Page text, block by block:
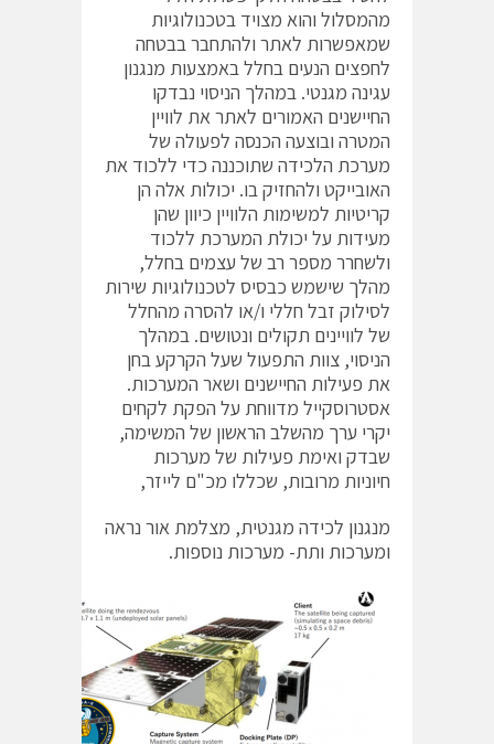
מהמסלול והוא מצויד בטכנולוגיות
שמאפשרות לאתר ולהתחבר בבטחה
לחפצים הנעים בחלל באמצעות מנגנון
עגינה מגנטי. במהלך הניסוי נבדקו
החיישנים האמורים לאתר את לוויין
המטרה ובוצעה הכנסה לפעולה של
מערכת הלכידה שתוכננה כדי ללכוד את
האובייקט ולהחזיק בו. יכולות אלה הן
קריטיות למשימות הלוויין כיוון שהן
מעידות על יכולת המערכת ללכוד
ולשחרר מספר רב של עצמים בחלל,
מהלך שישמש כבסיס לטכנולוגיות שירות
לסילוק זבל חללי ו/או להסרה מהחלל
של לוויינים תקולים ונטושים. במהלך
הניסוי, צוות התפעול שעל הקרקע בחן
את פעילות החיישנים ושאר המערכות.
אסטרוסקייל מדווחת על הפקת לקחים
יקרי ערך מהשלב הראשון של המשימה,
שבדק ואימת פעילות של מערכות
חיוניות מרובות, שכללו מכ"ם לייזר,
מנגנון לכידה מגנטית, מצלמת אור נראה
ומערכות ותת- מערכות נוספות.